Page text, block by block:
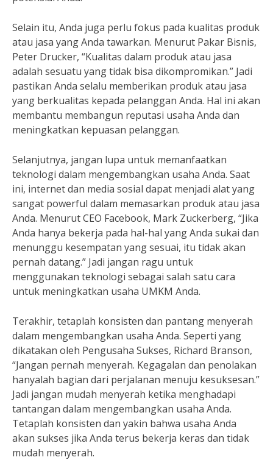
Selain itu, Anda juga perlu fokus pada kualitas produk
atau jasa yang Anda tawarkan. Menurut Pakar Bisnis,
Peter Drucker, “Kualitas dalam produk atau jasa
adalah sesuatu yang tidak bisa dikompromikan.” Jadi
pastikan Anda selalu memberikan produk atau jasa
yang berkualitas kepada pelanggan Anda. Hal ini akan
membantu membangun reputasi usaha Anda dan
meningkatkan kepuasan pelanggan.
Selanjutnya, jangan lupa untuk memanfaatkan
teknologi dalam mengembangkan usaha Anda. Saat
ini, internet dan media sosial dapat menjadi alat yang
sangat powerful dalam memasarkan produk atau jasa
Anda. Menurut CEO Facebook, Mark Zuckerberg, “Jika
Anda hanya bekerja pada hal-hal yang Anda sukai dan
menunggu kesempatan yang sesuai, itu tidak akan
pernah datang.” Jadi jangan ragu untuk
menggunakan teknologi sebagai salah satu cara
untuk meningkatkan usaha UMKM Anda.
Terakhir, tetaplah konsisten dan pantang menyerah
dalam mengembangkan usaha Anda. Seperti yang
dikatakan oleh Pengusaha Sukses, Richard Branson,
“Jangan pernah menyerah. Kegagalan dan penolakan
hanyalah bagian dari perjalanan menuju kesuksesan.”
Jadi jangan mudah menyerah ketika menghadapi
tantangan dalam mengembangkan usaha Anda.
Tetaplah konsisten dan yakin bahwa usaha Anda
akan sukses jika Anda terus bekerja keras dan tidak
mudah menyerah.